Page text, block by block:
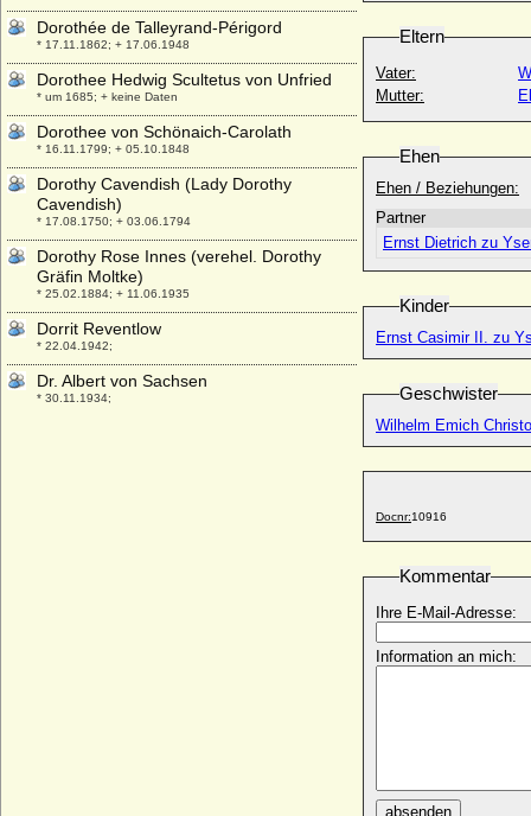
Eltern
Vater:
Mutter:
Ehen
Ehen / Beziehungen:
Partner
Ernst Dietrich zu
Kinder
Ernst Casimir II. zu
Geschwister
Wilhelm Emich
Docnr:10916
Kommentar
Ihre E-Mail-Adresse:
Information an mich:
absenden
Dorothée de Talleyrand-Périgord
* 17.11.1862; + 17.06.1948
Dorothee Hedwig Scultetus von Unfried
* um 1685; + keine Daten
Dorothee von Schönaich-Carolath
* 16.11.1799; + 05.10.1848
Dorothy Cavendish (Lady Dorothy
Cavendish)
* 17.08.1750; + 03.06.1794
Dorothy Rose Innes (verehel. Dorothy
Gräfin Moltke)
* 25.02.1884; + 11.06.1935
Dorrit Reventlow
* 22.04.1942;
Dr. Albert von Sachsen
* 30.11.1934;